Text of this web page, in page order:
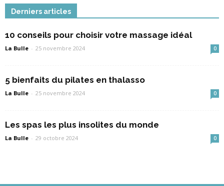
Derniers articles
10 conseils pour choisir votre massage idéal
La Bulle - 25 novembre 2024 0
5 bienfaits du pilates en thalasso
La Bulle - 25 novembre 2024 0
Les spas les plus insolites du monde
La Bulle - 29 octobre 2024 0